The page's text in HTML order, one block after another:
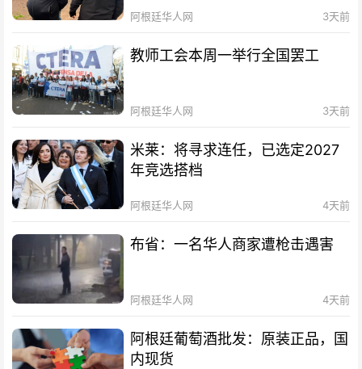
阿根廷华人网 3天前
教师工会本周一举行全国罢工
阿根廷华人网 3天前
米莱：将寻求连任，已选定2027
年竞选搭档
阿根廷华人网 4天前
布省：一名华人商家遭枪击遇害
阿根廷华人网 4天前
阿根廷葡萄酒批发：原装正品，国
内现货